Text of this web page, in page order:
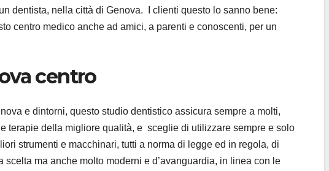
dentista, nella città di Genova. I clienti questo lo sanno bene:
centro medico anche ad amici, a parenti e conoscenti, per un
centro
e dintorni, questo studio dentistico assicura sempre a molti,
terapie della migliore qualità, e sceglie di utilizzare sempre e solo
strumenti e macchinari, tutti a norma di legge ed in regola, di
scelta ma anche molto moderni e d’avanguardia, in linea con le